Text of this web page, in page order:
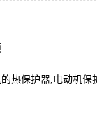
的热保护器,电动机